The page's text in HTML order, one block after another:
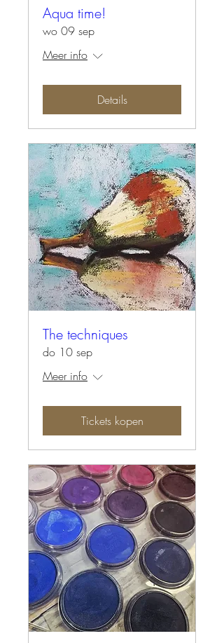
Aqua time!
wo 09 sep
Meer info
Details
The techniques
do 10 sep
Meer info
Tickets kopen